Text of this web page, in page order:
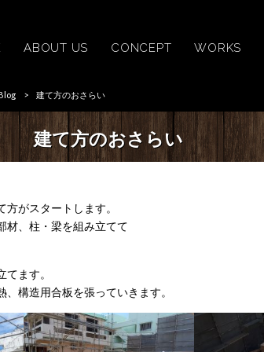
ABOUT US CONCEPT WORKS
> 建て方のおさらい
建て方のおさらい
がスタートします。
材、柱・梁を組み立てて
ます。
構造用合板を張っていきます。